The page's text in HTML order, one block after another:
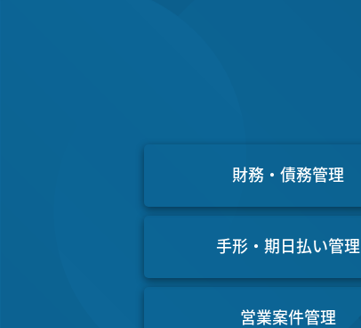
財務・債務管理
手形・期日払い管理
営業案件管理